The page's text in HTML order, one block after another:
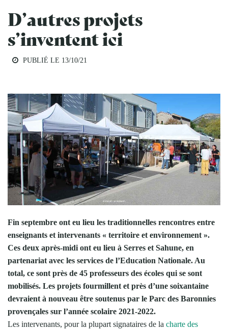
D’autres projets
s’inventent ici
PUBLIÉ LE 13/10/21
Fin septembre ont eu lieu les traditionnelles rencontres entre
enseignants et intervenants « territoire et environnement ».
Ces deux après-midi ont eu lieu à Serres et Sahune, en
partenariat avec les services de l’Education Nationale. Au
total, ce sont près de 45 professeurs des écoles qui se sont
mobilisés. Les projets fourmillent et près d’une soixantaine
devraient à nouveau être soutenus par le Parc des Baronnies
provençales sur l’année scolaire 2021-2022.
Les intervenants, pour la plupart signataires de la charte des